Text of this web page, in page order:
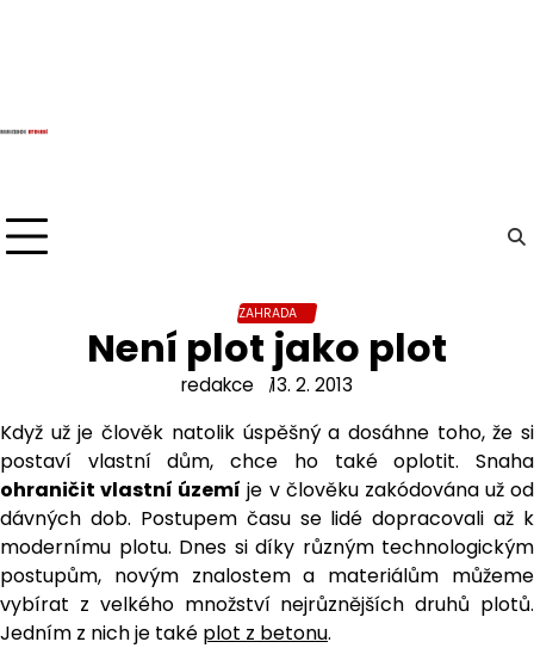
ZAHRADA
Není plot jako plot
redakce 13. 2. 2013
Když už je člověk natolik úspěšný a dosáhne toho, že si
postaví vlastní dům, chce ho také oplotit. Snaha
ohraničit vlastní území je v člověku zakódována už od
dávných dob. Postupem času se lidé dopracovali až k
modernímu plotu. Dnes si díky různým technologickým
postupům, novým znalostem a materiálům můžeme
vybírat z velkého množství nejrůznějších druhů plotů.
Jedním z nich je také plot z betonu.